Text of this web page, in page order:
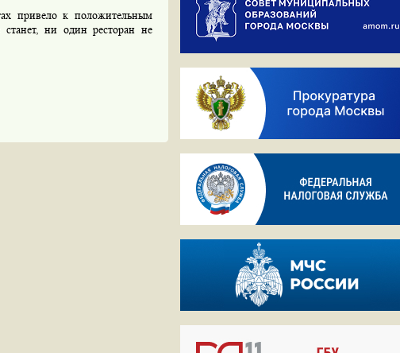
привело к положительным
ни один ресторан не